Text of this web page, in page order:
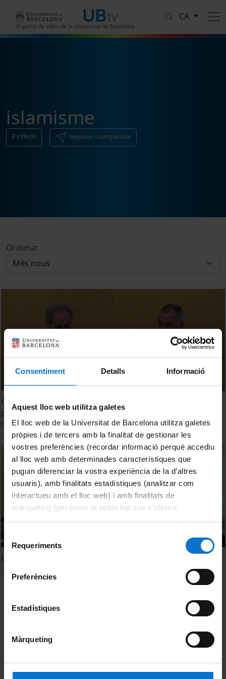
Consentiment Detalls Informació
Aquest lloc web utilitza galetes
El lloc web de la Universitat de Barcelona utilitza galetes
pròpies i de tercers amb la finalitat de gestionar les
vostres preferències (recordar informació perquè accediu
al lloc web amb determinades característiques que
puguin diferenciar la vostra experiència de la d’altres
usuaris), amb finalitats estadístiques (analitzar com
interactueu amb el lloc web) i amb finalitats de
màrqueting (gestionar la publicitat que s’ofereix
consultar laPolítica de galetes del lloc web de la
de
consentiment
Requeriments
Preferències
Estadístiques
Màrqueting
El portal de vídeo de la Universitat de Barcelona
CA
islamisme
4vídeos Segueix i comparteix
Ordenar
Cap a un nou Orient Mitjà? Reptes i oportunitats per a la
pau. L'evolució de l'islamisme radical i el seu impacte a
l'Orient Mitjà. Antoni Segura
6 maig, 2015
La islamofòbia al carrer